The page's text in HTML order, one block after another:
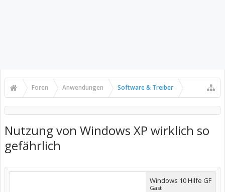
Foren Anwendungen Software & Treiber
Nutzung von Windows XP wirklich so
gefährlich
Windows 10 Hilfe GF
Gast